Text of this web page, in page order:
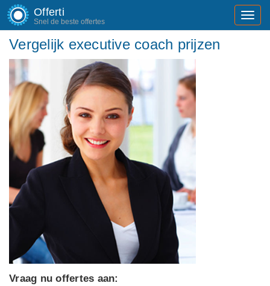
Offerti
Snel de beste offertes
Vergelijk executive coach prijzen
Vraag nu offertes aan: